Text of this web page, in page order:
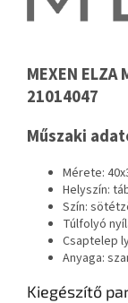
MEXEN
21014047
Műszaki
Mérete:
Helyszín:
Szín:
Túlfolyó
Csaptelep
Anyaga:
Kiegészítő